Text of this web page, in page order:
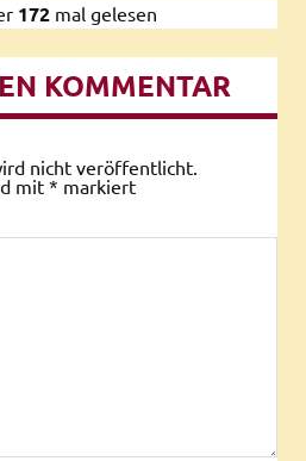
172 mal gelesen
KOMMENTAR
nicht veröffentlicht.
mit * markiert